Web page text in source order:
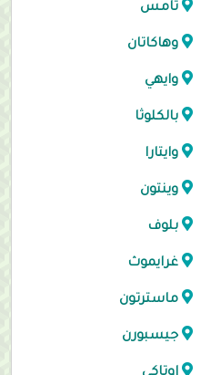
تامس
وهاكاتان
وايهي
بالكلوثا
وايتارا
وينتون
بلوف
غرايموث
ماسترتون
جيسبورن